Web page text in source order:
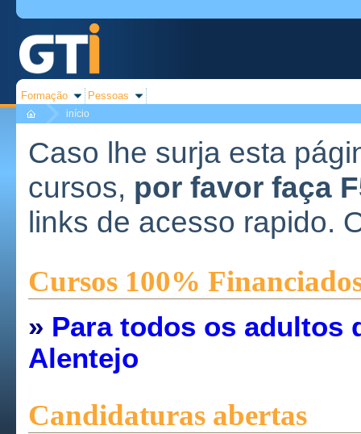
Formação Pessoas
início
Caso lhe surja esta
cursos, por favor faça
links de acesso rapido.
Cursos 100%
» Para todos os adultos
Alentejo
Candidaturas abertas